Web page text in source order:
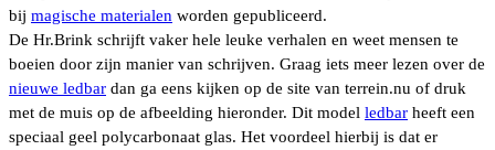
bij magische materialen worden gepubliceerd.
De Hr.Brink schrijft vaker hele leuke verhalen en weet mensen te
boeien door zijn manier van schrijven. Graag iets meer lezen over de
nieuwe ledbar dan ga eens kijken op de site van terrein.nu of druk
met de muis op de afbeelding hieronder. Dit model ledbar heeft een
speciaal geel polycarbonaat glas. Het voordeel hierbij is dat er